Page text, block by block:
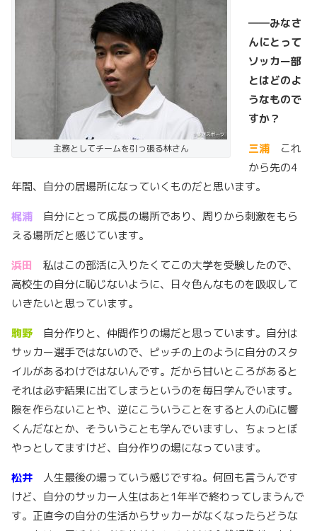
主務としてチームを引っ張る林さん
――みなさ
んにとって
ソッカー部
とはどのよ
うなもので
すか？
三浦 これ
から先の4
年間、自分の居場所になっていくものだと思います。
梶浦 自分にとって成長の場所であり、周りから刺激をもら
える場所だと感じています。
浜田 私はこの部活に入りたくてこの大学を受験したので、
高校生の自分に恥じないように、日々色んなものを吸収して
いきたいと思っています。
駒野 自分作りと、仲間作りの場だと思っています。自分は
サッカー選手ではないので、ピッチの上のように自分のスタ
イルがあるわけではないんです。だから甘いところがあると
それは必ず結果に出てしまうというのを毎日学んでいます。
隙を作らないことや、逆にこういうことをすると人の心に響
くんだなとか、そういうことも学んでいますし、ちょっとぼ
やっとしてますけど、自分作りの場になっています。
松井 人生最後の場っていう感じですね。何回も言うんです
けど、自分のサッカー人生はあと1年半で終わってしまうんで
す。正直今の自分の生活からサッカーがなくなったらどうな